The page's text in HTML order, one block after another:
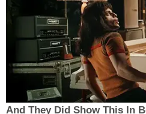
And They Did Show This In